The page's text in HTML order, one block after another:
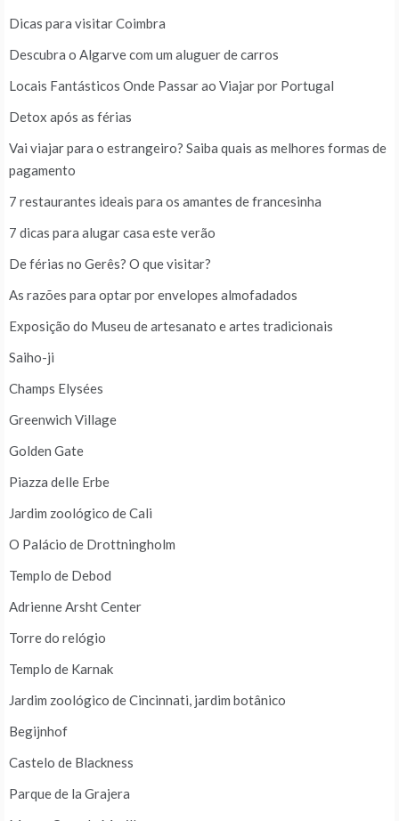
Dicas para visitar Coimbra
Descubra o Algarve com um aluguer de carros
Locais Fantásticos Onde Passar ao Viajar por Portugal
Detox após as férias
Vai viajar para o estrangeiro? Saiba quais as melhores formas de
pagamento
7 restaurantes ideais para os amantes de francesinha
7 dicas para alugar casa este verão
De férias no Gerês? O que visitar?
As razões para optar por envelopes almofadados
Exposição do Museu de artesanato e artes tradicionais
Saiho-ji
Champs Elysées
Greenwich Village
Golden Gate
Piazza delle Erbe
Jardim zoológico de Cali
O Palácio de Drottningholm
Templo de Debod
Adrienne Arsht Center
Torre do relógio
Templo de Karnak
Jardim zoológico de Cincinnati, jardim botânico
Begijnhof
Castelo de Blackness
Parque de la Grajera